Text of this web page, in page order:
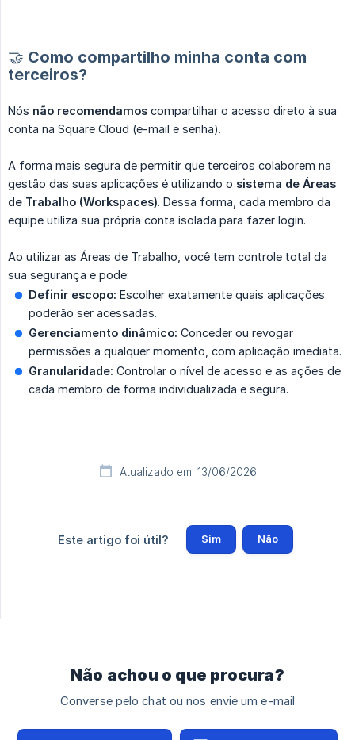
🤝 Como compartilho minha conta com
terceiros?
Nós não recomendamos compartilhar o acesso direto à sua
conta na Square Cloud (e-mail e senha).
A forma mais segura de permitir que terceiros colaborem na
gestão das suas aplicações é utilizando o sistema de Áreas
de Trabalho (Workspaces). Dessa forma, cada membro da
equipe utiliza sua própria conta isolada para fazer login.
Ao utilizar as Áreas de Trabalho, você tem controle total da
sua segurança e pode:
Definir escopo: Escolher exatamente quais aplicações
poderão ser acessadas.
Gerenciamento dinâmico: Conceder ou revogar
permissões a qualquer momento, com aplicação imediata.
Granularidade: Controlar o nível de acesso e as ações de
cada membro de forma individualizada e segura.
Atualizado em: 13/06/2026
Este artigo foi útil? Sim Não
Não achou o que procura?
Converse pelo chat ou nos envie um e-mail